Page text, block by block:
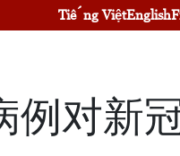
Tiếng ViệtEnglish
例对新